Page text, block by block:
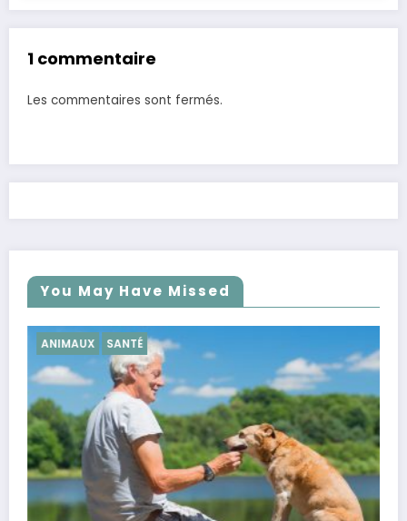
1 commentaire
Les commentaires sont fermés.
You May Have Missed
SANTÉ